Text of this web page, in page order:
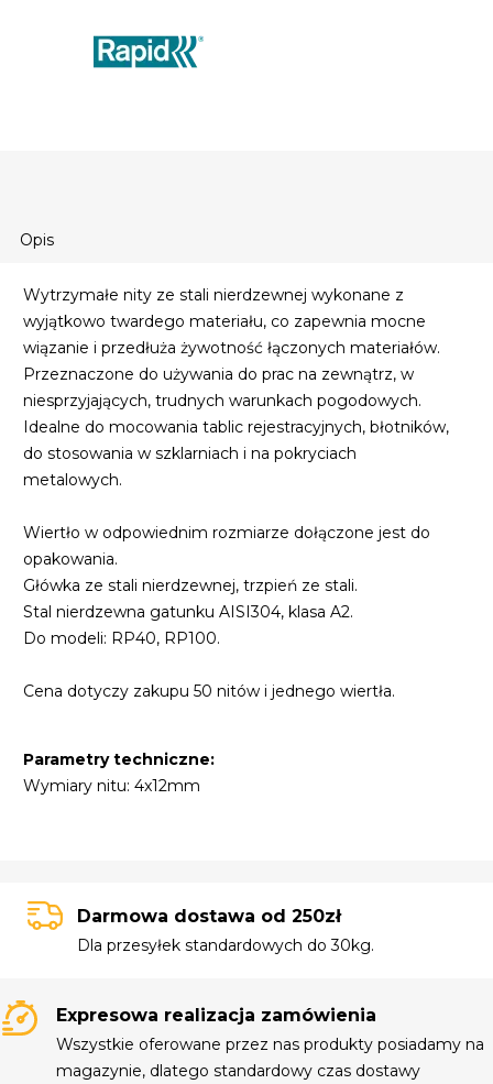
Opis
Wytrzymałe nity ze stali nierdzewnej wykonane z
wyjątkowo twardego materiału, co zapewnia mocne
wiązanie i przedłuża żywotność łączonych materiałów.
Przeznaczone do używania do prac na zewnątrz, w
niesprzyjających, trudnych warunkach pogodowych.
Idealne do mocowania tablic rejestracyjnych, błotników,
do stosowania w szklarniach i na pokryciach
metalowych.
Wiertło w odpowiednim rozmiarze dołączone jest do
opakowania.
Główka ze stali nierdzewnej, trzpień ze stali.
Stal nierdzewna gatunku AISI304, klasa A2.
Do modeli: RP40, RP100.
Cena dotyczy zakupu 50 nitów i jednego wiertła.
Parametry techniczne:
Wymiary nitu: 4x12mm
Darmowa dostawa od 250zł
Dla przesyłek standardowych do 30kg.
Expresowa realizacja zamówienia
Wszystkie oferowane przez nas produkty posiadamy na
magazynie, dlatego standardowy czas dostawy